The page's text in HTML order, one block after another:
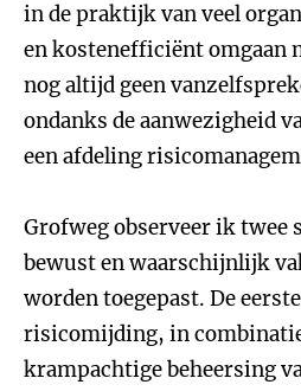
in de praktijk van veel
en kostenefficiënt omgaan
nog altijd geen
ondanks de aanwezigheid
een afdeling
Grofweg observeer ik twee
bewust en waarschijnlijk
worden toegepast. De
risicomijding, in
krampachtige beheersing